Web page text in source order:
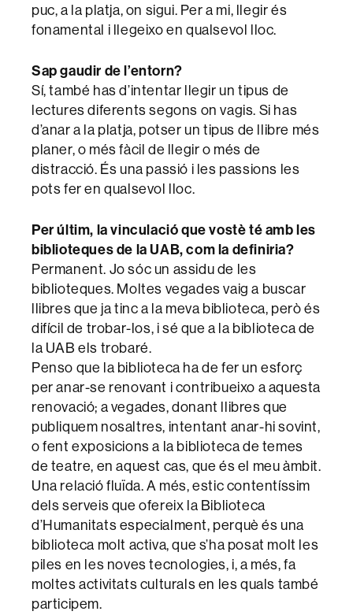
puc, a la platja, on sigui. Per a mi, llegir és
fonamental i llegeixo en qualsevol lloc.
Sap gaudir de l’entorn?
Sí, també has d’intentar llegir un tipus de
lectures diferents segons on vagis. Si has
d’anar a la platja, potser un tipus de llibre més
planer, o més fàcil de llegir o més de
distracció. És una passió i les passions les
pots fer en qualsevol lloc.
Per últim, la vinculació que vostè té amb les
biblioteques de la UAB, com la definiria?
Permanent. Jo sóc un assidu de les
biblioteques. Moltes vegades vaig a buscar
llibres que ja tinc a la meva biblioteca, però és
difícil de trobar-los, i sé que a la biblioteca de
la UAB els trobaré.
Penso que la biblioteca ha de fer un esforç
per anar-se renovant i contribueixo a aquesta
renovació; a vegades, donant llibres que
publiquem nosaltres, intentant anar-hi sovint,
o fent exposicions a la biblioteca de temes
de teatre, en aquest cas, que és el meu àmbit.
Una relació fluïda. A més, estic contentíssim
dels serveis que ofereix la Biblioteca
d’Humanitats especialment, perquè és una
biblioteca molt activa, que s’ha posat molt les
piles en les noves tecnologies, i, a més, fa
moltes activitats culturals en les quals també
participem.